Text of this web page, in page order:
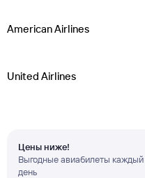
American Airlines
United Airlines
Цены ниже!
Выгодные авиабилеты каждый
день